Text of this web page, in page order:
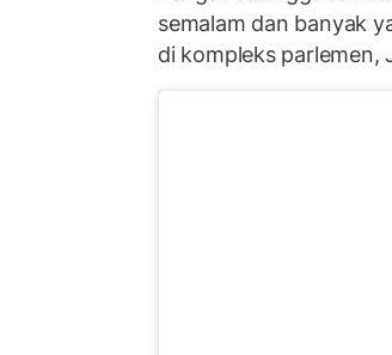
semalam dan banyak
di kompleks parlemen,